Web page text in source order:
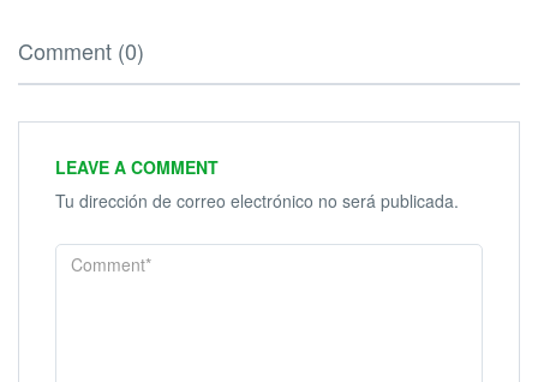
Comment (0)
LEAVE A COMMENT
Tu dirección de correo electrónico no será publicada.